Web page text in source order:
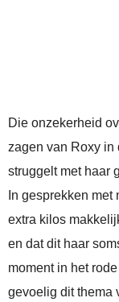
Die onzekerheid
zagen van Roxy in
struggelt met haar
In gesprekken
extra kilos
en dat dit haar
moment in het
gevoelig dit thema